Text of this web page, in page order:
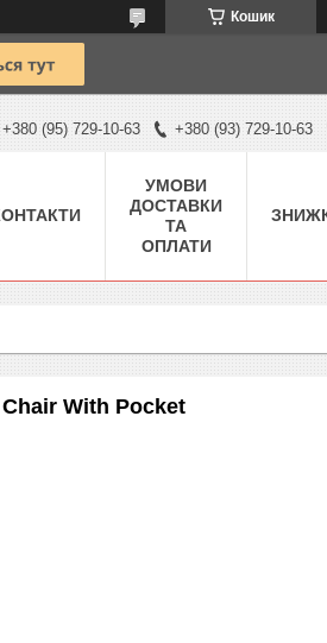
Кошик
+380 (95) 729-10-63 +380 (93) 729-10-63
УМОВИ
ДОСТАВКИ
ТА
ОПЛАТИ
With Pocket